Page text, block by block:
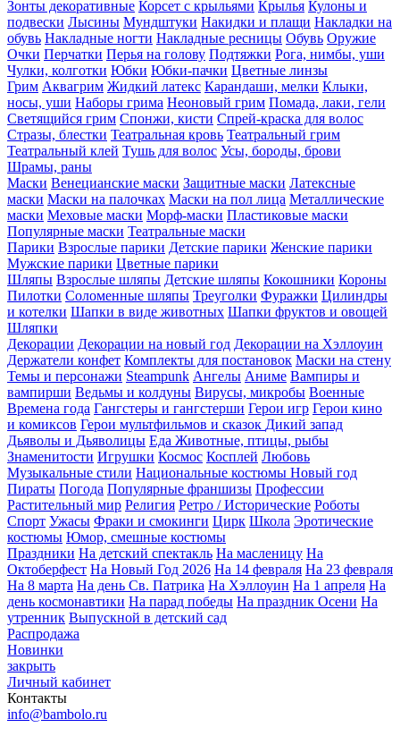
Зонты декоративные Корсет с крыльями Крылья Кулоны и
подвески Лысины Мундштуки Накидки и плащи Накладки на
обувь Накладные ногти Накладные ресницы Обувь Оружие
Очки Перчатки Перья на голову Подтяжки Рога, нимбы, уши
Чулки, колготки Юбки Юбки-пачки Цветные линзы
Грим Аквагрим Жидкий латекс Карандаши, мелки Клыки,
носы, уши Наборы грима Неоновый грим Помада, лаки, гели
Светящийся грим Спонжи, кисти Спрей-краска для волос
Стразы, блестки Театральная кровь Театральный грим
Театральный клей Тушь для волос Усы, бороды, брови
Шрамы, раны
Маски Венецианские маски Защитные маски Латексные
маски Маски на палочках Маски на пол лица Металлические
маски Меховые маски Морф-маски Пластиковые маски
Популярные маски Театральные маски
Парики Взрослые парики Детские парики Женские парики
Мужские парики Цветные парики
Шляпы Взрослые шляпы Детские шляпы Кокошники Короны
Пилотки Соломенные шляпы Треуголки Фуражки Цилиндры
и котелки Шапки в виде животных Шапки фруктов и овощей
Шляпки
Декорации Декорации на новый год Декорации на Хэллоуин
Держатели конфет Комплекты для постановок Маски на стену
Темы и персонажи Steampunk Ангелы Аниме Вампиры и
вампирши Ведьмы и колдуны Вирусы, микробы Военные
Времена года Гангстеры и гангстерши Герои игр Герои кино
и комиксов Герои мультфильмов и сказок Дикий запад
Дьяволы и Дьяволицы Еда Животные, птицы, рыбы
Знаменитости Игрушки Космос Косплей Любовь
Музыкальные стили Национальные костюмы Новый год
Пираты Погода Популярные франшизы Профессии
Растительный мир Религия Ретро / Исторические Роботы
Спорт Ужасы Фраки и смокинги Цирк Школа Эротические
костюмы Юмор, смешные костюмы
Праздники На детский спектакль На масленицу На
Октоберфест На Новый Год 2026 На 14 февраля На 23 февраля
На 8 марта На день Св. Патрика На Хэллоуин На 1 апреля На
день космонавтики На парад победы На праздник Осени На
утренник Выпускной в детский сад
Распродажа
Новинки
закрыть
Личный кабинет
Контакты
info@bambolo.ru